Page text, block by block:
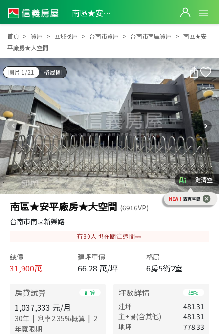
南區★安平廠房★大空間
南區★安平廠房★大空間
首頁 買屋 區域找屋 台南市買屋 台南市南區買屋
南區★安
平廠房★大空間
圖片 1/21 格局圖
一鍵清空
NEW！ 清爽空間
南區★安平廠房★大空間 (6916VP)
台南市南區新樂路
有30 人也在關注這間👀
總價
31,900萬
建坪單價
66.28 萬/坪
格局
6房5衛2室
房貸試算 計算
1,037,333 元/月
30年 | 利率2.35%概算 | 2
年寬限期
坪數詳情 細項
建坪
481.31
主+陽(含其他)
481.31
地坪
778.33